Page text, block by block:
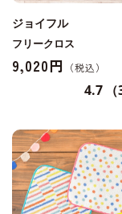
ジョイフル
フリークロス
9,020円
4.7